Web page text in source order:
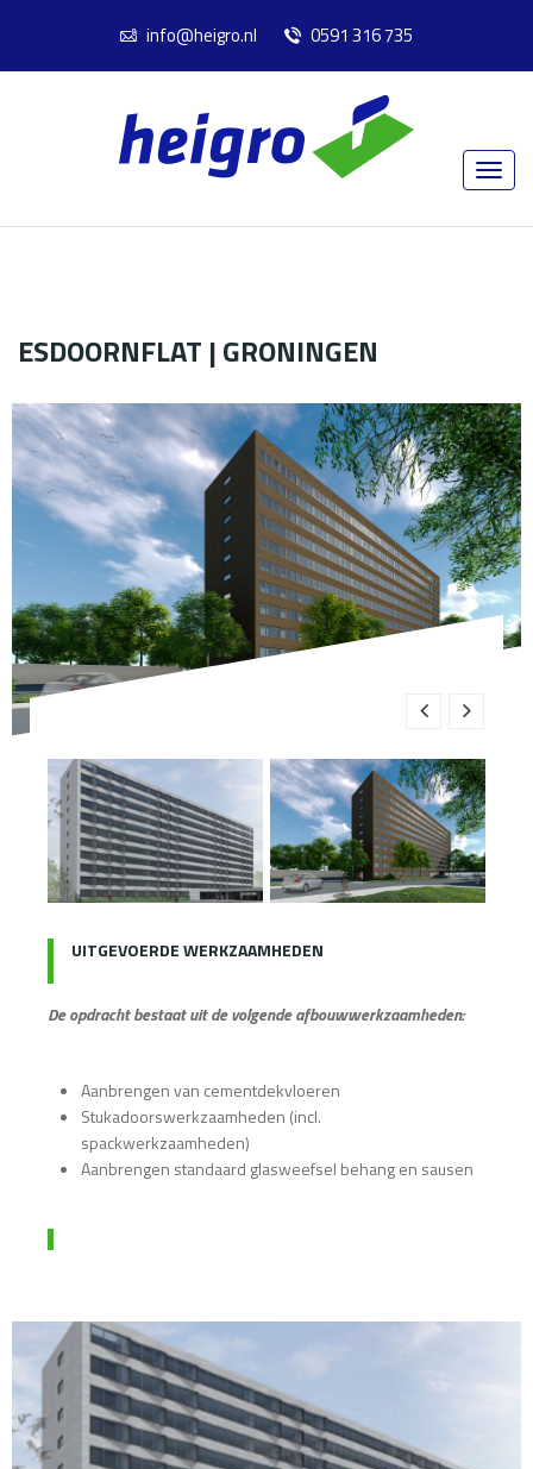
info@heigro.nl 0591 316 735
ESDOORNFLAT | GRONINGEN
UITGEVOERDE WERKZAAMHEDEN
De opdracht bestaat uit de volgende afbouwwerkzaamheden:
Aanbrengen van cementdekvloeren
Stukadoorswerkzaamheden (incl.
spackwerkzaamheden)
Aanbrengen standaard glasweefsel behang en sausen